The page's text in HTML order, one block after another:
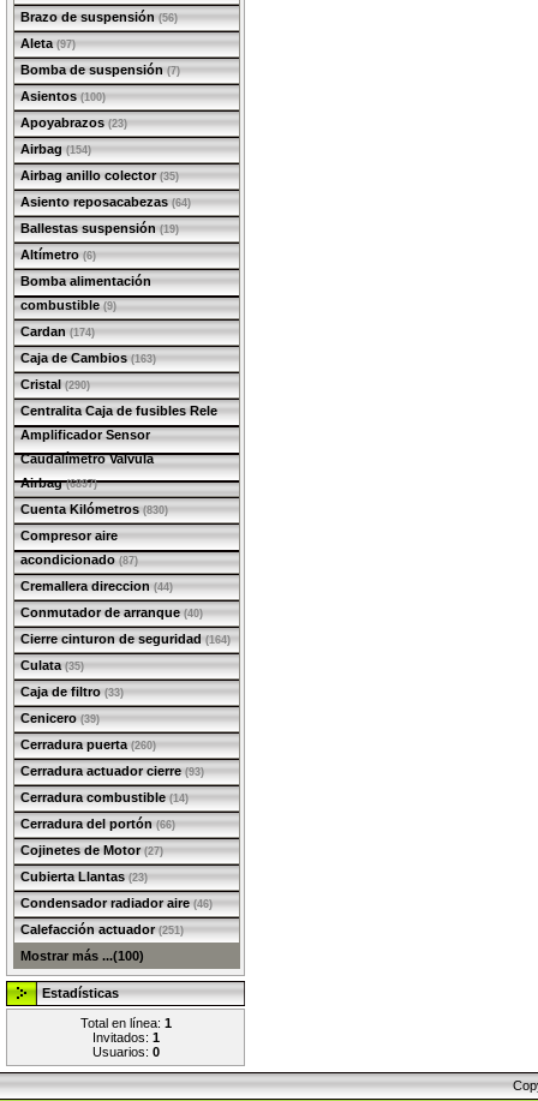
Brazo de suspensión (56)
Aleta (97)
Bomba de suspensión (7)
Asientos (100)
Apoyabrazos (23)
Airbag (154)
Airbag anillo colector (35)
Asiento reposacabezas (64)
Ballestas suspensión (19)
Altímetro (6)
Bomba alimentación
combustible(9)
Cardan (174)
Caja de Cambios (163)
Cristal (290)
Centralita Caja de fusibles Rele
Amplificador Sensor
Caudalímetro Valvula
Airbag(6897)
Cuenta Kilómetros (830)
Compresor aire
acondicionado(87)
Cremallera direccion (44)
Conmutador de arranque (40)
Cierre cinturon de seguridad (164)
Culata (35)
Caja de filtro (33)
Cenicero (39)
Cerradura puerta (260)
Cerradura actuador cierre (93)
Cerradura combustible (14)
Cerradura del portón (66)
Cojinetes de Motor (27)
Cubierta Llantas (23)
Condensador radiador aire (46)
Calefacción actuador (251)
Mostrar más ...(100)
Estadísticas
Total en línea: 1
Invitados: 1
Usuarios: 0